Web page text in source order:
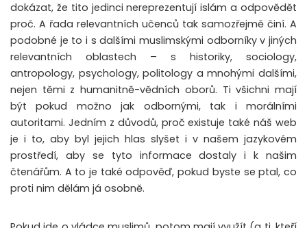
dokázat, že tito jedinci nereprezentují islám a odpovědět
proč. A řada relevantních učenců tak samozřejmě činí. A
podobné je to i s dalšími muslimskými odborníky v jiných
relevantních oblastech – s historiky, sociology,
antropology, psychology, politology a mnohými dalšími,
nejen těmi z humanitně-vědních oborů. Ti všichni mají
být pokud možno jak odbornými, tak i morálními
autoritami. Jedním z důvodů, proč existuje také náš web
je i to, aby byl jejich hlas slyšet i v našem jazykovém
prostředí, aby se tyto informace dostaly i k našim
čtenářům. A to je také odpověď, pokud byste se ptal, co
proti nim dělám já osobně.